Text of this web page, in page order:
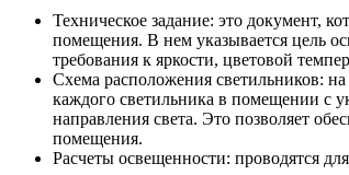
Техническое задание: это документ,
помещения. В нем указывается цель
требования к яркости, цветовой
Схема расположения светильников:
каждого светильника в помещении с
направления света. Это позволяет
помещения.
Расчеты освещенности: проводятся